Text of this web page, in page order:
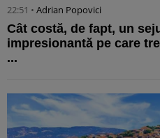
22:51 • Adrian Popovici
Cât costă, de fapt, un
impresionantă pe care
...